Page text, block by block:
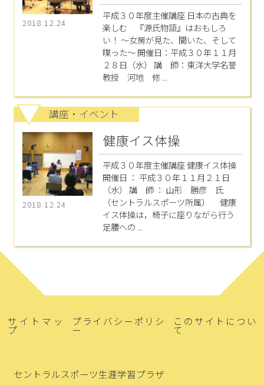
2018.12.24
平成３０年度主催講座 日本の古典を
楽しむ 『源氏物語』はおもしろ
い！ ～女房が見た、聞いた、そして
喋った～ 開催日：平成３０年１１月
２８日（水） 講 師：東洋大学名誉
教授 河地 修 ...
講座・イベント
2018.12.24
健康イス体操
平成３０年度主催講座 健康イス体操
開催日 ： 平成３０年１１月２１日
（水） 講 師 ： 山形 勝彦 氏
（セントラルスポーツ所属） 健康
イス体操は，椅子に座りながら行う
足腰への ...
サイトマッ
プ
プライバシーポリシ
ー
このサイトについ
て
セントラルスポーツ生涯学習プラザ